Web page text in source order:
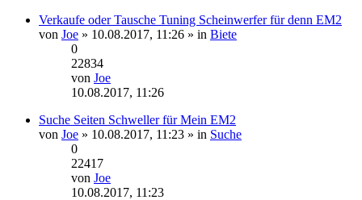
Verkaufe oder Tausche Tuning Scheinwerfer für denn EM2
von Joe » 10.08.2017, 11:26 » in Biete
0
22834
von Joe
Neuester
10.08.2017, 11:26
Suche Seiten Schweller für Mein EM2
von Joe » 10.08.2017, 11:23 » in Suche
0
22417
von Joe
Neuester
10.08.2017, 11:23